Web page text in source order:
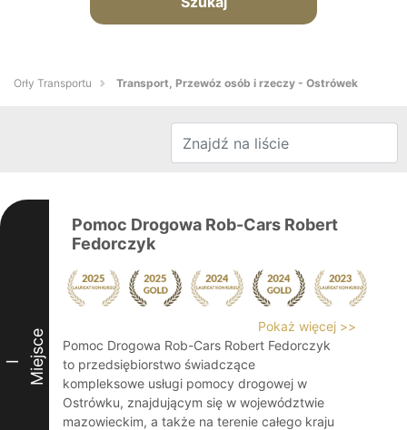
Orły Transportu Transport, Przewóz osób i rzeczy - Ostrówek
I Miejsce
Pomoc Drogowa Rob-Cars Robert
Fedorczyk
Pokaż więcej >>
Pomoc Drogowa Rob-Cars Robert Fedorczyk
to przedsiębiorstwo świadczące
kompleksowe usługi pomocy drogowej w
Ostrówku, znajdującym się w województwie
mazowieckim, a także na terenie całego kraju